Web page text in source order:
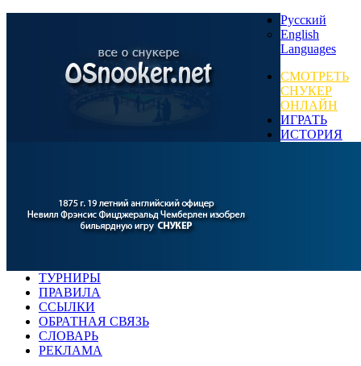
Русский
English
Languages
СМОТРЕТЬ
СНУКЕР
ОНЛАЙН
ИГРАТЬ
ИСТОРИЯ
ТУРНИРЫ
ПРАВИЛА
ССЫЛКИ
ОБРАТНАЯ СВЯЗЬ
СЛОВАРЬ
РЕКЛАМА